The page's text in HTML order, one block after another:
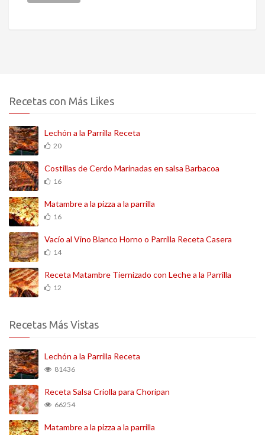
Recetas con Más Likes
Lechón a la Parrilla Receta
20
Costillas de Cerdo Marinadas en salsa Barbacoa
16
Matambre a la pizza a la parrilla
16
Vacío al Vino Blanco Horno o Parrilla Receta Casera
14
Receta Matambre Tiernizado con Leche a la Parrilla
12
Recetas Más Vistas
Lechón a la Parrilla Receta
81436
Receta Salsa Criolla para Choripan
66254
Matambre a la pizza a la parrilla